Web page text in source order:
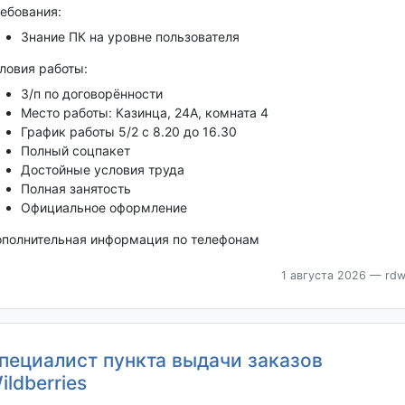
Знание ПК на уровне пользователя
работы:
З/п по договорённости
Место работы: Казинца, 24А, комната 4
График работы 5/2 с 8.20 до 16.30
Полный соцпакет
Достойные условия труда
Полная занятость
Официальное оформление
информация по телефонам
1 августа 2026 —
пункта выдачи заказов